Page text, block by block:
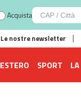
Acquista
Le nostre newsletter
ESTERO SPORT